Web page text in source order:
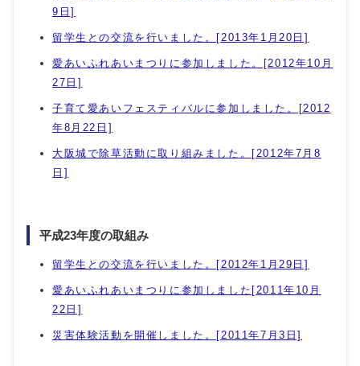
9日]
留学生との交流を行いました。[2013年1月20日]
愛あいふれあいまつりに参加しました。[2012年10月
27日]
子育て愛あいフェスティバルに参加しました。[2012
年8月22日]
大阪城で除草活動に取り組みました。[2012年7月8
日]
平成23年度の取組み
留学生との交流を行いました。[2012年1月29日]
愛あいふれあいまつりに参加しました[2011年10月
22日]
災害体験活動を開催しました。[2011年7月3日]